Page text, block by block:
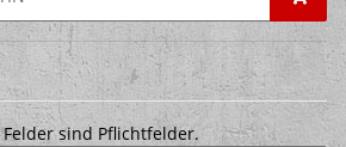
sind Pflichtfelder.